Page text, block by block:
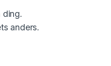
ding.
anders.